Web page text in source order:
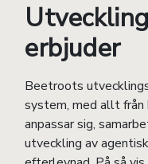
erbjuder
Beetroots
system, med allt från
anpassar sig,
utveckling av